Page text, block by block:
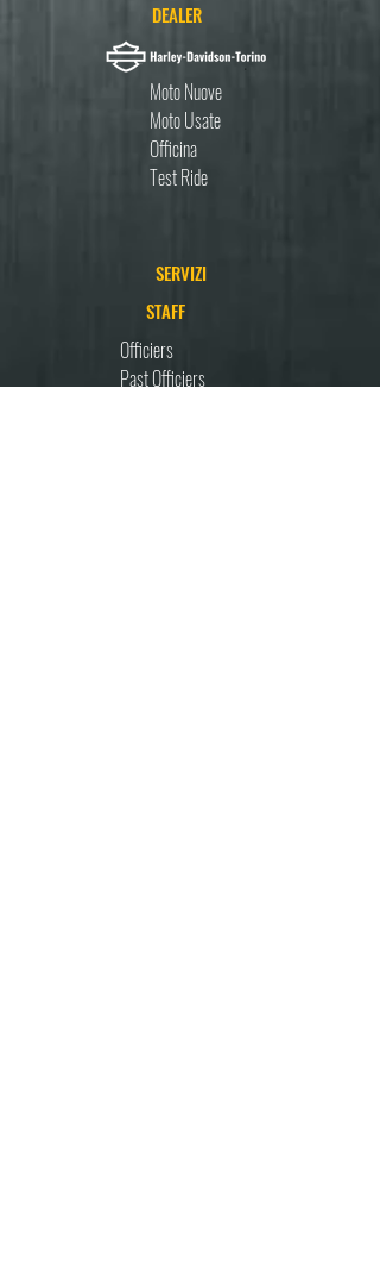
DEALER
Moto Nuove
Moto Usate
Officina
Test Ride
SERVIZI
STAFF
Officiers
Past Officiers